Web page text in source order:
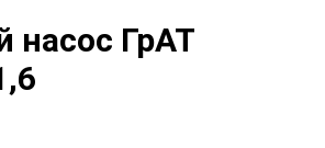
насос ГрАТ